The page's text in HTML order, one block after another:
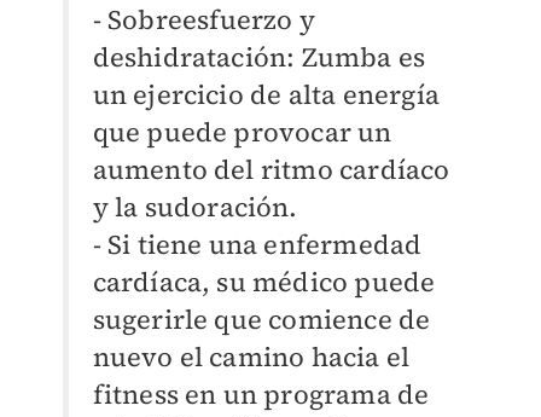
- Sobreesfuerzo y
deshidratación: Zumba es
un ejercicio de alta energía
que puede provocar un
aumento del ritmo cardíaco
y la sudoración.
- Si tiene una enfermedad
cardíaca, su médico puede
sugerirle que comience de
nuevo el camino hacia el
fitness en un programa de